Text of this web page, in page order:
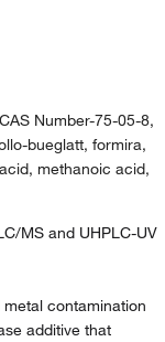
Number-75-05-8,
bueglatt, formira,
methanoic acid,
MS and UHPLC-UV
contamination
additive that